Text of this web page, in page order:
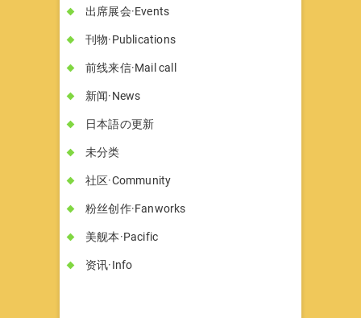
出席展会·Events
刊物·Publications
前线来信·Mail call
新闻·News
日本語の更新
未分类
社区·Community
粉丝创作·Fanworks
美舰本·Pacific
资讯·Info